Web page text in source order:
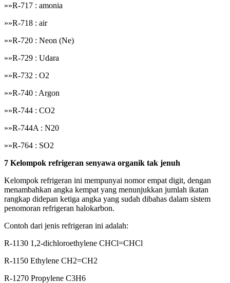
»»R-717 : amonia
»»R-718 : air
»»R-720 : Neon (Ne)
»»R-729 : Udara
»»R-732 : O2
»»R-740 : Argon
»»R-744 : CO2
»»R-744A : N20
»»R-764 : SO2
7 Kelompok refrigeran senyawa organik tak jenuh
Kelompok refrigeran ini mempunyai nomor empat digit, dengan
menambahkan angka kempat yang menunjukkan jumlah ikatan
rangkap didepan ketiga angka yang sudah dibahas dalam sistem
penomoran refrigeran halokarbon.
Contoh dari jenis refrigeran ini adalah:
R-1130 1,2-dichloroethylene CHCl=CHCl
R-1150 Ethylene CH2=CH2
R-1270 Propylene C3H6